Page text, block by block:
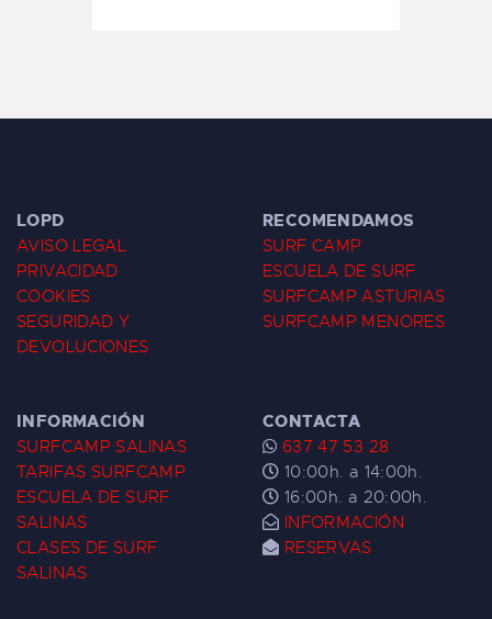
LOPD
AVISO LEGAL
PRIVACIDAD
COOKIES
SEGURIDAD Y
DEVOLUCIONES
RECOMENDAMOS
SURF CAMP
ESCUELA DE SURF
SURFCAMP ASTURIAS
SURFCAMP MENORES
INFORMACIÓN
SURFCAMP SALINAS
TARIFAS SURFCAMP
ESCUELA DE SURF
SALINAS
CLASES DE SURF
SALINAS
CONTACTA
637 47 53 28
10:00h. a 14:00h.
16:00h. a 20:00h.
INFORMACIÓN
RESERVAS